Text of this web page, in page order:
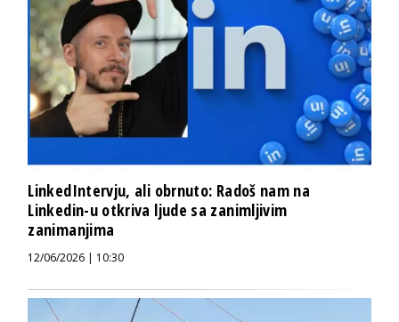
LinkedIntervju, ali obrnuto: Radoš nam na
Linkedin-u otkriva ljude sa zanimljivim
zanimanjima
12/06/2026 | 10:30